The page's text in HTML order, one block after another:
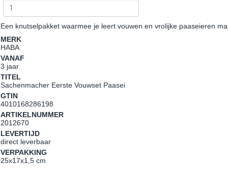
Een knutselpakket waarmee je leert vouwen en vrolijke paaseieren
MERK
HABA
VANAF
3 jaar
TITEL
Sachenmacher Eerste Vouwset Paasei
GTIN
4010168286198
ARTIKELNUMMER
2012670
LEVERTIJD
direct leverbaar
VERPAKKING
25x17x1,5 cm